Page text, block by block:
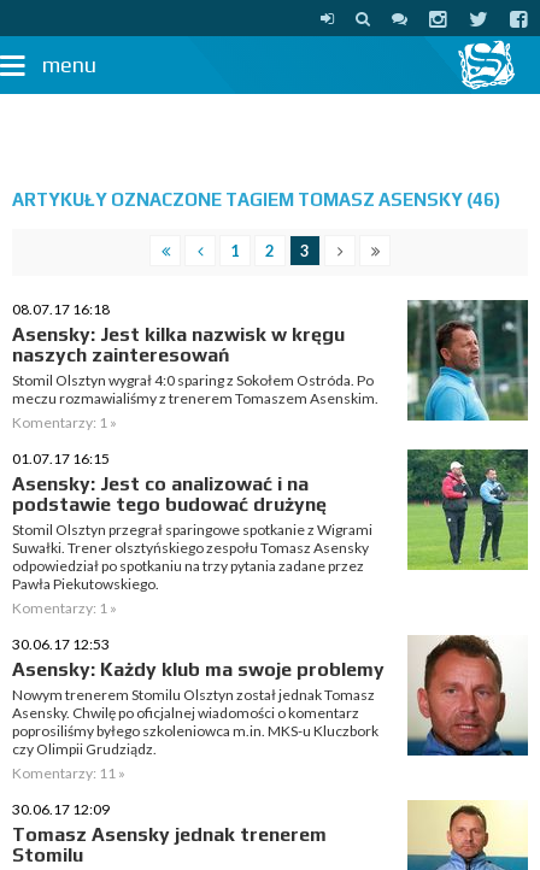
menu
ARTYKUŁY OZNACZONE TAGIEM TOMASZ ASENSKY (46)
1 2 3
08.07.17 16:18
Asensky: Jest kilka nazwisk w kręgu
naszych zainteresowań
Stomil Olsztyn wygrał 4:0 sparing z Sokołem Ostróda. Po
meczu rozmawialiśmy z trenerem Tomaszem Asenskim.
Komentarzy: 1 »
01.07.17 16:15
Asensky: Jest co analizować i na
podstawie tego budować drużynę
Stomil Olsztyn przegrał sparingowe spotkanie z Wigrami
Suwałki. Trener olsztyńskiego zespołu Tomasz Asensky
odpowiedział po spotkaniu na trzy pytania zadane przez
Pawła Piekutowskiego.
Komentarzy: 1 »
30.06.17 12:53
Asensky: Każdy klub ma swoje problemy
Nowym trenerem Stomilu Olsztyn został jednak Tomasz
Asensky. Chwilę po oficjalnej wiadomości o komentarz
poprosiliśmy byłego szkoleniowca m.in. MKS-u Kluczbork
czy Olimpii Grudziądz.
Komentarzy: 11 »
30.06.17 12:09
Tomasz Asensky jednak trenerem
Stomilu